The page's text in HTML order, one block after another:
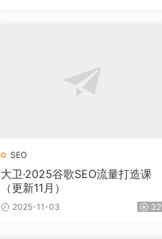
SEO
大卫·2025谷歌SEO流量打造课
（更新11月）
2025-11-03 32